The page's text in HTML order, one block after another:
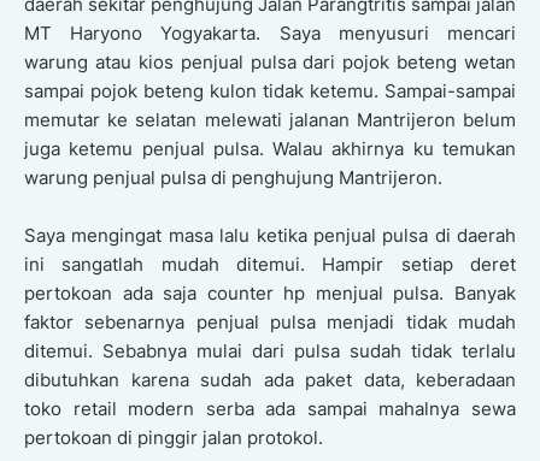
MT Haryono Yogyakarta. Saya menyusuri mencari
warung atau kios penjual pulsa dari pojok beteng wetan
sampai pojok beteng kulon tidak ketemu. Sampai-sampai
memutar ke selatan melewati jalanan Mantrijeron belum
juga ketemu penjual pulsa. Walau akhirnya ku temukan
warung penjual pulsa di penghujung Mantrijeron.
Saya mengingat masa lalu ketika penjual pulsa di daerah
ini sangatlah mudah ditemui. Hampir setiap deret
pertokoan ada saja counter hp menjual pulsa. Banyak
faktor sebenarnya penjual pulsa menjadi tidak mudah
ditemui. Sebabnya mulai dari pulsa sudah tidak terlalu
dibutuhkan karena sudah ada paket data, keberadaan
toko retail modern serba ada sampai mahalnya sewa
pertokoan di pinggir jalan protokol.